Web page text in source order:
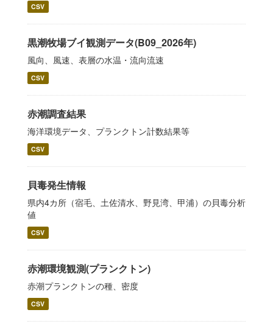
CSV
黒潮牧場ブイ観測データ(B09_2026年)
風向、風速、表層の水温・流向流速
CSV
赤潮調査結果
海洋環境データ、プランクトン計数結果等
CSV
貝毒発生情報
県内4カ所（宿毛、土佐清水、野見湾、甲浦）の貝毒分析
値
CSV
赤潮環境観測(プランクトン)
赤潮プランクトンの種、密度
CSV